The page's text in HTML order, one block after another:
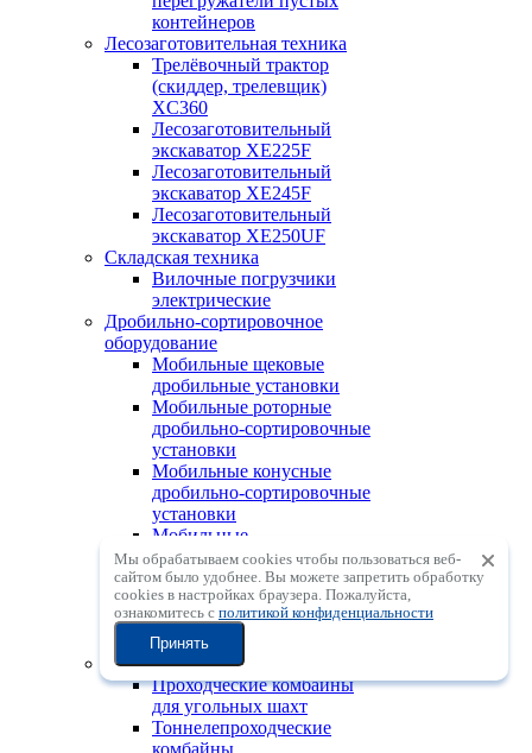
контейнеров
Лесозаготовительная техника
Трелёвочный трактор
(скиддер, трелевщик)
XC360
Лесозаготовительный
экскаватор XE225F
Лесозаготовительный
экскаватор XE245F
Лесозаготовительный
экскаватор XE250UF
Складская техника
Вилочные погрузчики
электрические
Дробильно-сортировочное
оборудование
Мобильные щековые
дробильные установки
Мобильные роторные
дробильно-сортировочные
установки
Мобильные конусные
дробильно-сортировочные
установки
Мобильные
центробежные
дробильные установки с
вертикальным валом
Мобильные
сортировочные установки
Горно-шахтная техника
Проходческие комбайны
для угольных шахт
Тоннелепроходческие
комбайны
Мы обрабатываем cookies чтобы пользоваться веб-
сайтом было удобнее. Вы можете запретить обработку
сookies в настройках браузера. Пожалуйста,
ознакомитесь с политикой конфиденциальности
Принять